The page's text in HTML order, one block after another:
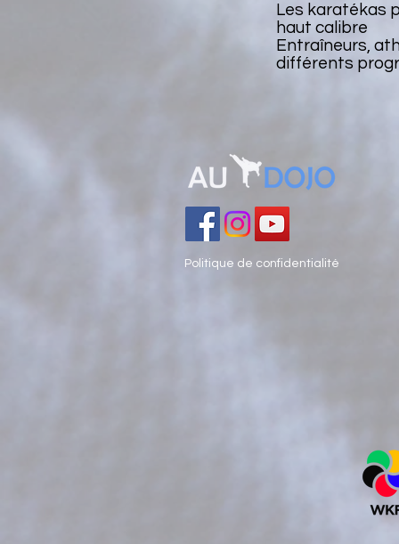
Les karatékas
haut calibre
Entraîneurs,
différents
Politique de confidentialité